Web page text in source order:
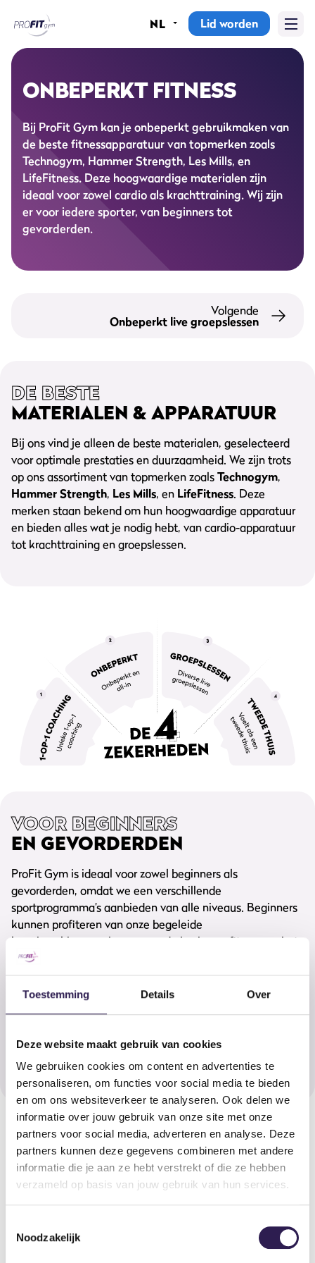
Toestemming Details Over
Deze website maakt gebruik van cookies
We gebruiken cookies om content en advertenties te
personaliseren, om functies voor social media te bieden
en om ons websiteverkeer te analyseren. Ook delen we
informatie over jouw gebruik van onze site met onze
partners voor social media, adverteren en analyse. Deze
partners kunnen deze gegevens combineren met andere
informatie die je aan ze hebt verstrekt of die ze hebben
verzameld op basis van jouw gebruik van hun services.
Noodzakelijk
Groepslessen
Lesrooster
Alle groepslessen
NL Lid worden
ONBEPERKT FITNESS
Bij ProFit Gym kan je onbeperkt gebruikmaken van
de beste fitnessapparatuur van topmerken zoals
Technogym, Hammer Strength, Les Mills, en
LifeFitness. Deze hoogwaardige materialen zijn
ideaal voor zowel cardio als krachttraining. Wij zijn
er voor iedere sporter, van beginners tot
gevorderden.
Volgende
Onbeperkt live groepslessen
DE BESTE
MATERIALEN & APPARATUUR
Bij ons vind je alleen de beste materialen, geselecteerd
voor optimale prestaties en duurzaamheid. We zijn trots
op ons assortiment van topmerken zoalsTechnogym,
Hammer Strength, Les Mills, en LifeFitness. Deze
merken staan bekend om hun hoogwaardige apparatuur
en bieden alles wat je nodig hebt, van cardio-apparatuur
tot krachttraining en groepslessen.
VOOR BEGINNERS
EN GEVORDERDEN
ProFit Gym is ideaal voor zowel beginners als
gevorderden, omdat we een verschillende
sportprogramma’s aanbieden van alle niveaus. Beginners
kunnen profiteren van onze begeleide
kennismakingssessie, waar ze de basis van fitness en het
gebruik van apparatuur leren. Voor de gevorderde sporters
hebben we gespecialiseerde trainingsprogramma’s en
geavanceerde apparatuur die hen helpen hun
plek waarin iedereen zich kan ontwikkelen en zijn of haar
persoonlijke doelen kan bereiken.
Wij helpen je bij het opbouwen van
een sportroutine
Je bent lid geworden en wilt gaan trainen in onze
bij ons sport krijgt een persoonlijke coach toegewezen. Zo
heb je altijd een bekend gezicht waarmee je samen kunt